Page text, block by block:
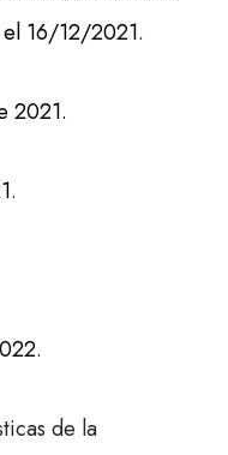
16/12/2021.
2021.
.
.
de la